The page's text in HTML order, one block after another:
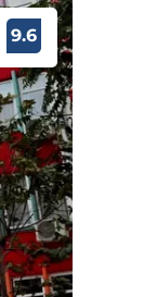
9.6